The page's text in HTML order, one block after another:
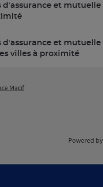
d'assurance et mutuelle
d'assurance et mutuelle
villes à proximité
Macif
Powered by